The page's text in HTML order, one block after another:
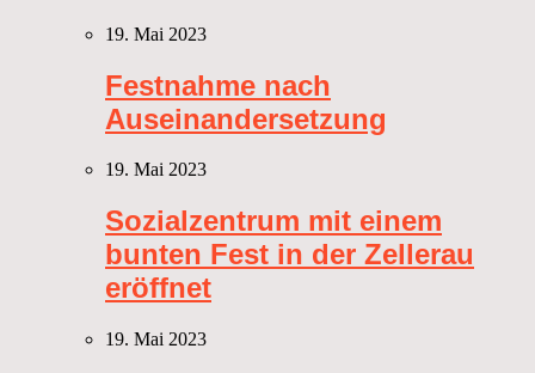
19. Mai 2023
Festnahme nach
Auseinandersetzung
19. Mai 2023
Sozialzentrum mit einem
bunten Fest in der Zellerau
eröffnet
19. Mai 2023